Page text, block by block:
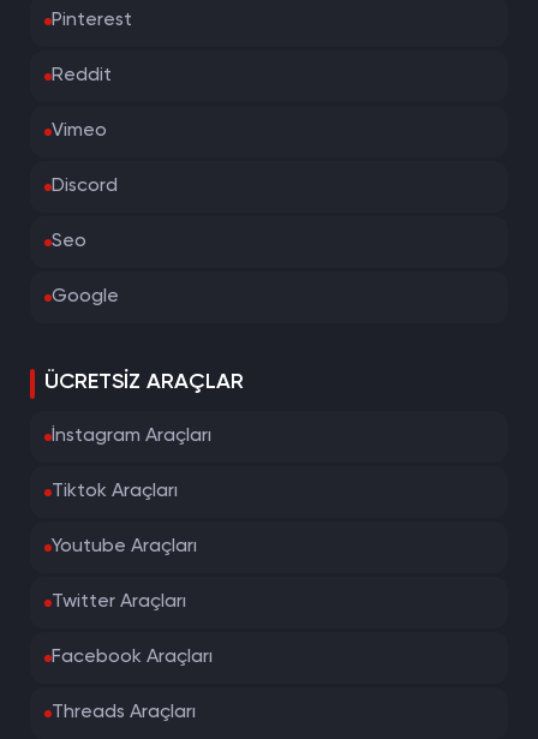
Pinterest
Reddit
Vimeo
Discord
Seo
Google
ÜCRETSIZ ARAÇLAR
İnstagram Araçları
Tiktok Araçları
Youtube Araçları
Twitter Araçları
Facebook Araçları
Threads Araçları